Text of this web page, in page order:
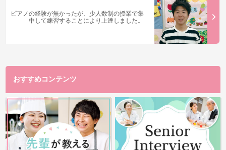
ピアノの経験が無かったが、少人数制の授業で集
中して練習することにより上達しました。
おすすめコンテンツ